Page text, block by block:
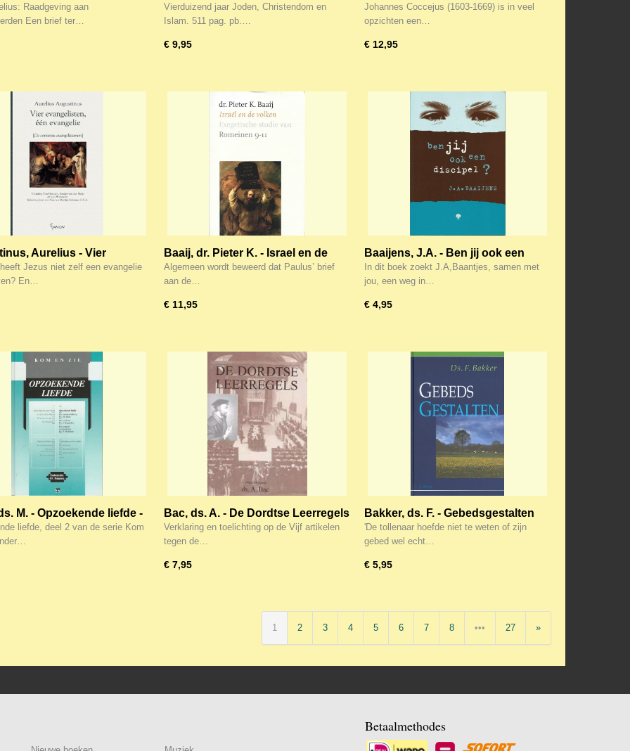
Raadgeving aan
Een brief ter…
Joden, Christendom
Vierduizend jaar Joden, Christendom en
Islam. 511 pag. pb.…
€ 9,95
Coccejus
Johannes Coccejus (1603-1669) is in veel
opzichten een…
€ 12,95
Aurelius - Vier
éen Evangelie
Jezus niet zelf een evangelie
En…
Baaij, dr. Pieter K. - Israel en de
volken - Exegetische studie
Romeinen 9-11
Algemeen wordt beweerd dat Paulus’ brief
aan de…
€ 11,95
Baaijens, J.A. - Ben jij ook een
discipel?
In dit boek zoekt J.A,Baantjes, samen met
jou, een weg in…
€ 4,95
M. - Opzoekende liefde -
de serie Kom en Zie
liefde, deel 2 van de serie Kom
Bac, ds. A. - De Dordtse Leerregels
(282 pag.)
Verklaring en toelichting op de Vijf artikelen
tegen de…
€ 7,95
Bakker, ds. F. - Gebedsgestalten
'De tollenaar hoefde niet te weten of zijn
gebed wel echt…
€ 5,95
1 2 3 4 5 6 7 8 ••• 27 »
Betaalmethodes